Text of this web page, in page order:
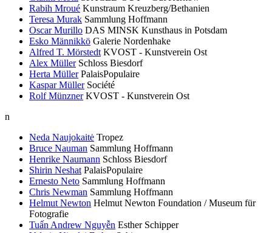
Rabih Mroué Kunstraum Kreuzberg/Bethanien
Teresa Murak Sammlung Hoffmann
Oscar Murillo DAS MINSK Kunsthaus in Potsdam
Esko Männikkö Galerie Nordenhake
Alfred T. Mörstedt KVOST - Kunstverein Ost
Alex Müller Schloss Biesdorf
Herta Müller PalaisPopulaire
Kaspar Müller Société
Rolf Münzner KVOST - Kunstverein Ost
n
Neda Naujokaitė Tropez
Bruce Nauman Sammlung Hoffmann
Henrike Naumann Schloss Biesdorf
Shirin Neshat PalaisPopulaire
Ernesto Neto Sammlung Hoffmann
Chris Newman Sammlung Hoffmann
Helmut Newton Helmut Newton Foundation / Museum für
Fotografie
Tuấn Andrew Nguyễn Esther Schipper